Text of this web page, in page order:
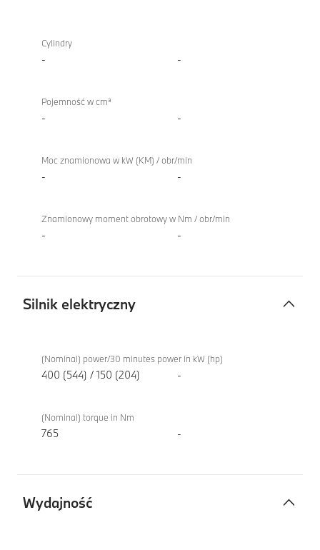
spalinowy
TwinPower
xDrive60
Cylindry
- -
Pojemność w cm³
- -
Moc znamionowa w kW (KM) / obr/min
- -
Znamionowy moment obrotowy w Nm / obr/min
- -
Silnik elektryczny
elektryczny
xDrive60
(Nominal) power/30 minutes power in kW (hp)
400 (544) / 150 (204) -
(Nominal) torque in Nm
765 -
Wydajność